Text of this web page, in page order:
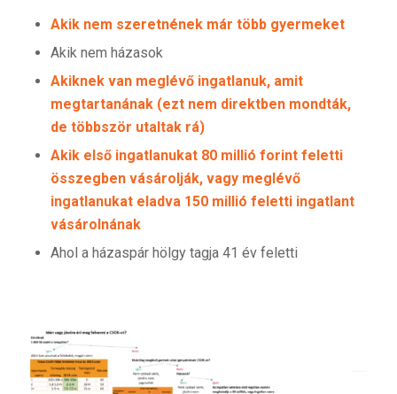
Akik nem szeretnének már több gyermeket
Akik nem házasok
Akiknek van meglévő ingatlanuk, amit
megtartanának (ezt nem direktben mondták,
de többször utaltak rá)
Akik első ingatlanukat 80 millió forint feletti
összegben vásárolják, vagy meglévő
ingatlanukat eladva 150 millió feletti ingatlant
vásárolnának
Ahol a házaspár hölgy tagja 41 év feletti